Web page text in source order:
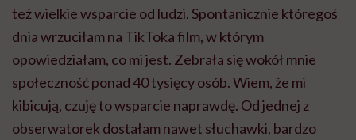
też wielkie wsparcie od ludzi. Spontanicznie któregoś
dnia wrzuciłam na TikToka film, w którym
opowiedziałam, co mi jest. Zebrała się wokół mnie
społeczność ponad 40 tysięcy osób. Wiem, że mi
kibicują, czuję to wsparcie naprawdę. Od jednej z
obserwatorek dostałam nawet słuchawki, bardzo